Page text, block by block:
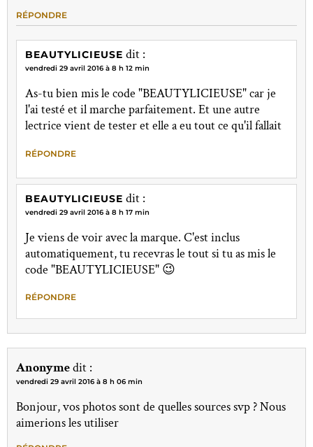
RÉPONDRE
BEAUTYLICIEUSE dit :
vendredi 29 avril 2016 à 8 h 12 min
As-tu bien mis le code "BEAUTYLICIEUSE" car je
l'ai testé et il marche parfaitement. Et une autre
lectrice vient de tester et elle a eu tout ce qu'il fallait
RÉPONDRE
BEAUTYLICIEUSE dit :
vendredi 29 avril 2016 à 8 h 17 min
Je viens de voir avec la marque. C'est inclus
automatiquement, tu recevras le tout si tu as mis le
code "BEAUTYLICIEUSE" 😉
RÉPONDRE
Anonymedit :
vendredi 29 avril 2016 à 8 h 06 min
Bonjour, vos photos sont de quelles sources svp ? Nous
aimerions les utiliser